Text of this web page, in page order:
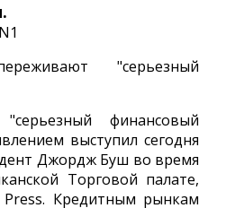
"серьезный
финансовый
выступил сегодня
Джордж Буш во время
Торговой палате,
Press. Кредитным рынкам